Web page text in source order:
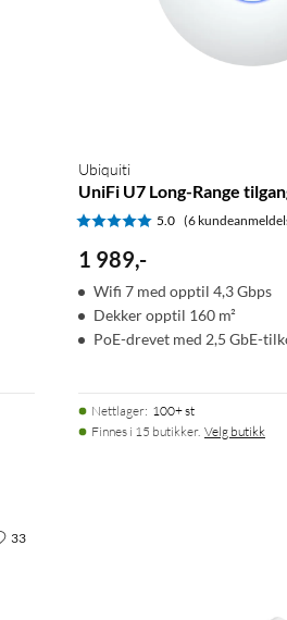
Ubiquiti
UniFi U7 Long-Range
5.0 (6
1 989,-
Wifi 7 med opptil 4,3 Gbps
Dekker opptil 160 m²
PoE-drevet med 2,5 GbE-
Nettlager: 100+ st
Finnes i 15 butikker. Velg butikk
33